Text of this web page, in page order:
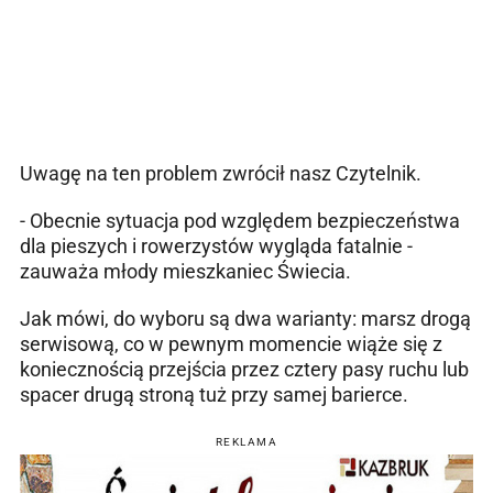
Uwagę na ten problem zwrócił nasz Czytelnik.
- Obecnie sytuacja pod względem bezpieczeństwa
dla pieszych i rowerzystów wygląda fatalnie -
zauważa młody mieszkaniec Świecia.
Jak mówi, do wyboru są dwa warianty: marsz drogą
serwisową, co w pewnym momencie wiąże się z
koniecznością przejścia przez cztery pasy ruchu lub
spacer drugą stroną tuż przy samej barierce.
REKLAMA